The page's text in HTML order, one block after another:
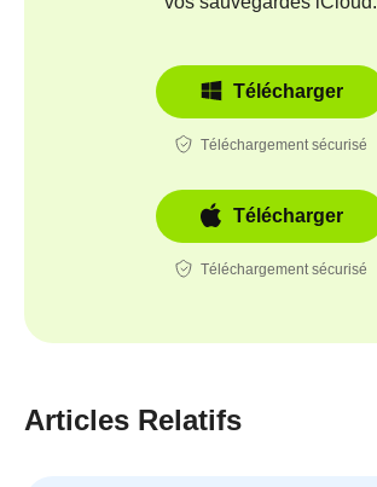
Télécharger
Téléchargement sécurisé
Télécharger
Téléchargement sécurisé
Articles Relatifs